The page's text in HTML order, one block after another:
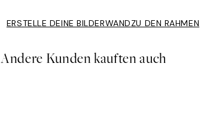
ERSTELLE DEINE BILDERWANDZU DEN RAHMEN
Andere Kunden kauften auch